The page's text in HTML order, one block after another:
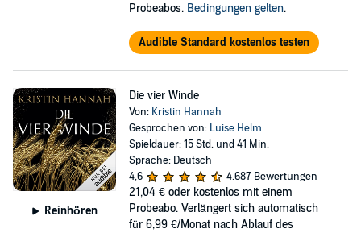
Probeabos. Bedingungen gelten.
Audible Standard kostenlos testen
Reinhören
Die vier Winde
Von: Kristin Hannah
Gesprochen von: Luise Helm
Spieldauer: 15 Std. und 41 Min.
Sprache: Deutsch
4,6
4.687 Bewertungen
21,04 € oder kostenlos mit einem
Probeabo. Verlängert sich automatisch
für 6,99 €/Monat nach Ablauf des